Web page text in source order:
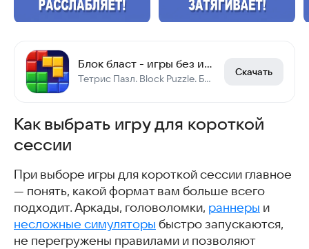
Тетрис Пазл. Block Puzzle. Блок Пазл.тетрис бесплатно. головоломки. Пазлы игры.
Скачать
Как выбрать игру для короткой
сессии
При выборе игры для короткой сессии главное
— понять, какой формат вам больше всего
подходит. Аркады, головоломки, раннеры и
несложные симуляторы быстро запускаются,
не перегружены правилами и позволяют